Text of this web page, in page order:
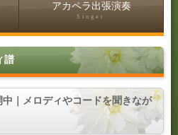
アカペラ出張演奏
Singer
譜
｜メロディやコードを聞きなが